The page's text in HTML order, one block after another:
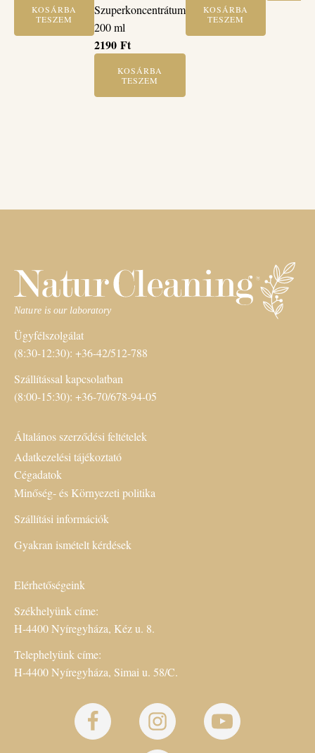
KOSÁRBA
TESZEM
Szuperkoncentrátum
200 ml
2190 Ft
KOSÁRBA
TESZEM
KOSÁRBA
TESZEM
Ügyfélszolgálat
(8:30-12:30): +36-42/512-788
Szállítással kapcsolatban
(8:00-15:30): +36-70/678-94-05
Általános szerződési feltételek
Adatkezelési tájékoztató
Cégadatok
Minőség- és Környezeti politika
Szállítási információk
Gyakran ismételt kérdések
Elérhetőségeink
Székhelyünk címe:
H-4400 Nyíregyháza, Kéz u. 8.
Telephelyünk címe:
H-4400 Nyíregyháza, Simai u. 58/C.